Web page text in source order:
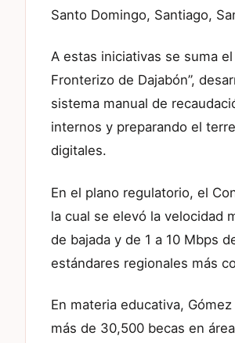
Santo Domingo, Santiago,
A estas iniciativas se suma
Fronterizo de Dajabón”,
sistema manual de
internos y preparando el
digitales.
En el plano regulatorio, el
la cual se elevó la velocidad
de bajada y de 1 a 10 Mbps
estándares regionales más
En materia educativa,
más de 30,500 becas en